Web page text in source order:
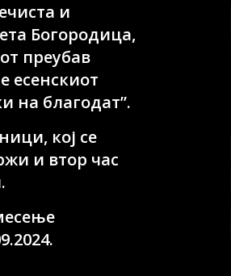
и
Богородица,
преубав
есенскиот
на благодат”.
кој се
и втор час